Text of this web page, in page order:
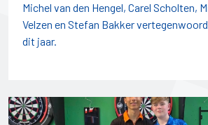
Michel van den Hengel, Carel Scholten,
Velzen en Stefan Bakker
dit jaar.